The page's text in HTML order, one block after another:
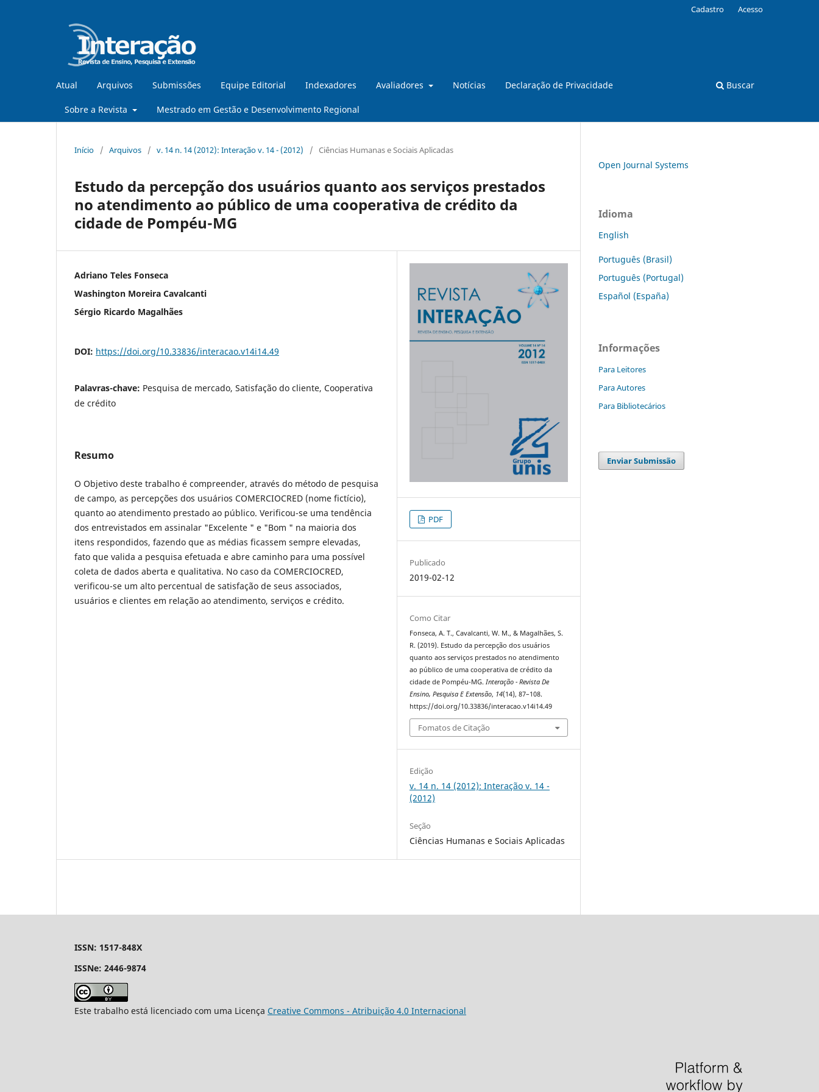
Atual Arquivos Submissões Equipe Editorial Indexadores Avaliadores Notícias Declaração de Privacidade
Sobre a Revista Mestrado em Gestão e Desenvolvimento Regional
Buscar
Cadastro Acesso
Início / Arquivos / v. 14 n. 14 (2012): Interação v. 14 - (2012) / Ciências Humanas e Sociais Aplicadas
Estudo da percepção dos usuários quanto aos serviços prestados
no atendimento ao público de uma cooperativa de crédito da
cidade de Pompéu-MG
Adriano Teles Fonseca
Washington Moreira Cavalcanti
Sérgio Ricardo Magalhães
DOI: https://doi.org/10.33836/interacao.v14i14.49
Palavras-chave: Pesquisa de mercado, Satisfação do cliente, Cooperativa
de crédito
Resumo
O Objetivo deste trabalho é compreender, através do método de pesquisa
de campo, as percepções dos usuários COMERCIOCRED (nome fictício),
quanto ao atendimento prestado ao público. Verificou-se uma tendência
dos entrevistados em assinalar "Excelente " e "Bom " na maioria dos
itens respondidos, fazendo que as médias ficassem sempre elevadas,
fato que valida a pesquisa efetuada e abre caminho para uma possível
coleta de dados aberta e qualitativa. No caso da COMERCIOCRED,
verificou-se um alto percentual de satisfação de seus associados,
usuários e clientes em relação ao atendimento, serviços e crédito.
PDF
Publicado
2019-02-12
Como Citar
Fonseca, A. T., Cavalcanti, W. M., & Magalhães, S.
R. (2019). Estudo da percepção dos usuários
quanto aos serviços prestados no atendimento
ao público de uma cooperativa de crédito da
cidade de Pompéu-MG. Interação - Revista De
Ensino, Pesquisa E Extensão, 14(14), 87–108.
https://doi.org/10.33836/interacao.v14i14.49
Fomatos de Citação
Edição
v. 14 n. 14 (2012): Interação v. 14 -
(2012)
Seção
Ciências Humanas e Sociais Aplicadas
Open Journal Systems
Idioma
English
Português (Brasil)
Português (Portugal)
Español (España)
Informações
Para Leitores
Para Autores
Para Bibliotecários
Enviar Submissão
ISSN: 1517-848X
ISSNe: 2446-9874
Este trabalho está licenciado com uma Licença Creative Commons - Atribuição 4.0 Internacional